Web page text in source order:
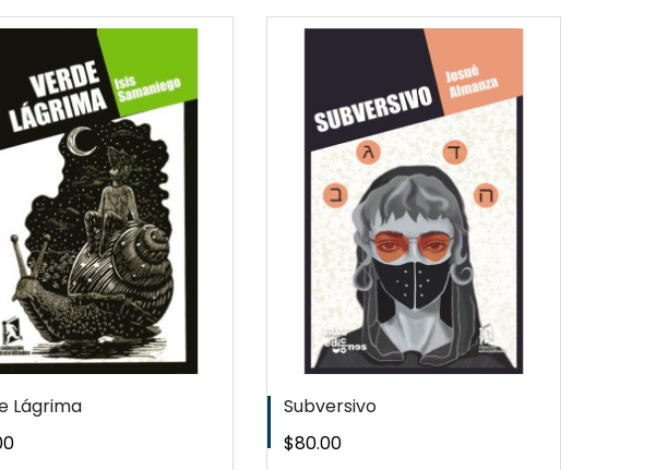
Lágrima
QUICKVIEW
WISHLIST
Subversivo
Precio
$80.00
QUICKVIEW
WISHLIST